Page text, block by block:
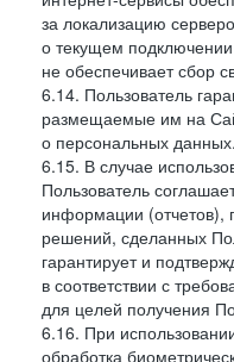
за локализацию
о текущем
не обеспечивает сбор
6.14. Пользователь
размещаемые им на
о персональных данных.
6.15. В случае
Пользователь
информации (отчетов),
решений, сделанных
гарантирует и
в соответствии с
для целей получения
6.16. При
обработка